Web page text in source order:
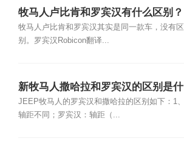
牧马人卢比肯和罗宾汉有什么区别？
牧马人卢比肯和罗宾汉其实是同一款车，没有区
别。罗宾汉Robicon翻译...
新牧马人撒哈拉和罗宾汉的区别是什
么？
JEEP牧马人的罗宾汉和撒哈拉的区别如下：1、
轴距不同；罗宾汉：轴距（...